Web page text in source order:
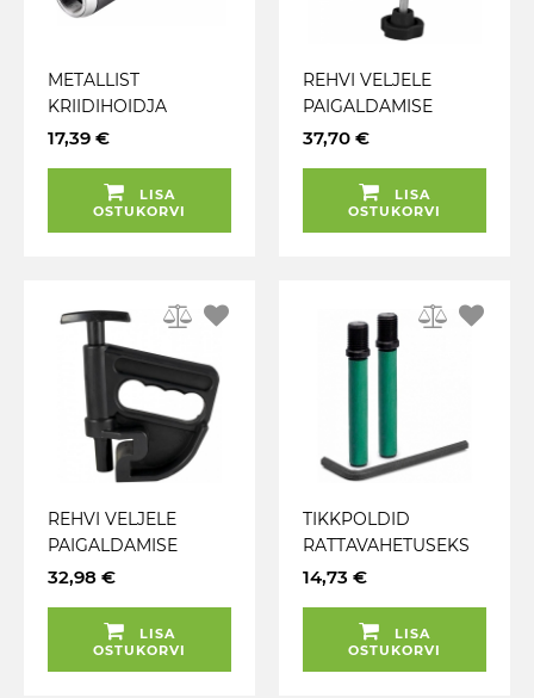
METALLIST
KRIIDIHOIDJA
REHVIKRIIDILE (17.5
17,39 €
LISA
OSTUKORVI
REHVI VELJELE
PAIGALDAMISE
KLAMBER JBM
37,70 €
LISA
OSTUKORVI
REHVI VELJELE
PAIGALDAMISE
KLAMBER REHVI
32,98 €
LISA
OSTUKORVI
TIKKPOLDID
RATTAVAHETUSEKS
M16X1.50 (2TK)
14,73 €
LISA
OSTUKORVI